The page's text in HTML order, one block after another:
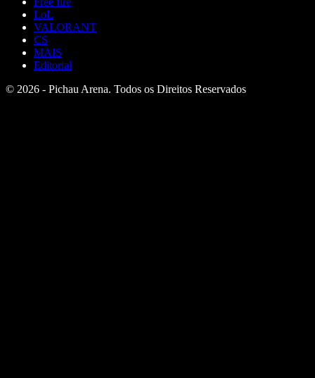
LoL
VALORANT
CS
MAIS
Editorial
© 2026 - Pichau Arena. Todos os Direitos Reservados